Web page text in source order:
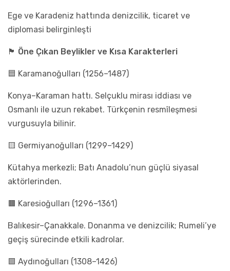
Ege ve Karadeniz hattında denizcilik, ticaret ve
diplomasi belirginleşti
🏴 Öne Çıkan Beylikler ve Kısa Karakterleri
🟦 Karamanoğulları (1256–1487)
Konya–Karaman hattı. Selçuklu mirası iddiası ve
Osmanlı ile uzun rekabet. Türkçenin resmîleşmesi
vurgusuyla bilinir.
🟨 Germiyanoğulları (1299–1429)
Kütahya merkezli; Batı Anadolu’nun güçlü siyasal
aktörlerinden.
🟫 Karesioğulları (1296–1361)
Balıkesir–Çanakkale. Donanma ve denizcilik; Rumeli’ye
geçiş sürecinde etkili kadrolar.
🟩 Aydınoğulları (1308–1426)